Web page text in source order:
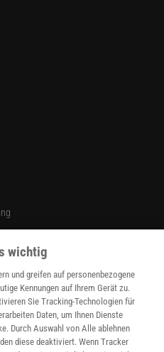
wichtig
und greifen auf personenbezogene
Kennungen auf Ihrem Gerät zu.
Sie Tracking-Technologien für
Daten, um Ihnen Dienste
Durch Auswahl von Alle ablehnen
diese deaktiviert. Wenn Tracker